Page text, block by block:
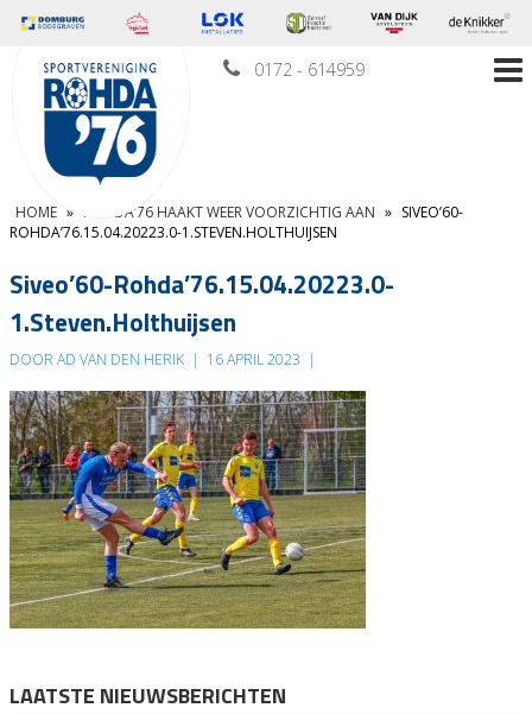
0172 - 614959
HOME » ROHDA’76 HAAKT WEER VOORZICHTIG AAN » SIVEO’60-
ROHDA’76.15.04.20223.0-1.STEVEN.HOLTHUIJSEN
Siveo’60-Rohda’76.15.04.20223.0-
1.Steven.Holthuijsen
DOOR AD VAN DEN HERIK | 16 APRIL 2023 |
LAATSTE NIEUWSBERICHTEN